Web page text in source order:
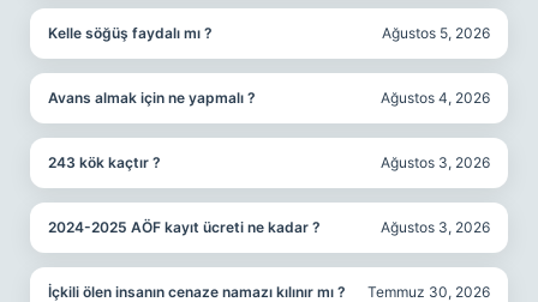
Kelle söğüş faydalı mı ? Ağustos 5, 2026
Avans almak için ne yapmalı ? Ağustos 4, 2026
243 kök kaçtır ? Ağustos 3, 2026
2024-2025 AÖF kayıt ücreti ne kadar ? Ağustos 3, 2026
İçkili ölen insanın cenaze namazı kılınır mı ? Temmuz 30, 2026